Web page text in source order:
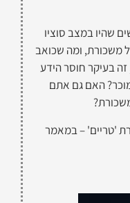
שהיו במצב סוציו
משכורת, ומה שכואב
בעיקר חוסר הידע
האם גם אתם
'טריים' – במאמר